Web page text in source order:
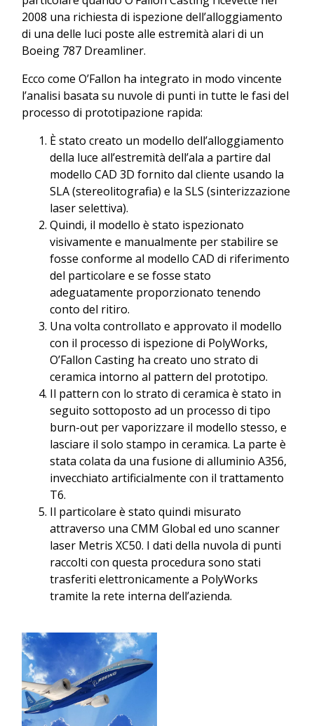
2008 una richiesta di ispezione dell’alloggiamento
di una delle luci poste alle estremità alari di un
Boeing 787 Dreamliner.
Ecco come O’Fallon ha integrato in modo vincente
l’analisi basata su nuvole di punti in tutte le fasi del
processo di prototipazione rapida:
È stato creato un modello dell’alloggiamento
della luce all’estremità dell’ala a partire dal
modello CAD 3D fornito dal cliente usando la
SLA (stereolitografia) e la SLS (sinterizzazione
laser selettiva).
Quindi, il modello è stato ispezionato
visivamente e manualmente per stabilire se
fosse conforme al modello CAD di riferimento
del particolare e se fosse stato
adeguatamente proporzionato tenendo
conto del ritiro.
Una volta controllato e approvato il modello
con il processo di ispezione di PolyWorks,
O’Fallon Casting ha creato uno strato di
ceramica intorno al pattern del prototipo.
Il pattern con lo strato di ceramica è stato in
seguito sottoposto ad un processo di tipo
burn-out per vaporizzare il modello stesso, e
lasciare il solo stampo in ceramica. La parte è
stata colata da una fusione di alluminio A356,
invecchiato artificialmente con il trattamento
T6.
Il particolare è stato quindi misurato
attraverso una CMM Global ed uno scanner
laser Metris XC50. I dati della nuvola di punti
raccolti con questa procedura sono stati
trasferiti elettronicamente a PolyWorks
tramite la rete interna dell’azienda.